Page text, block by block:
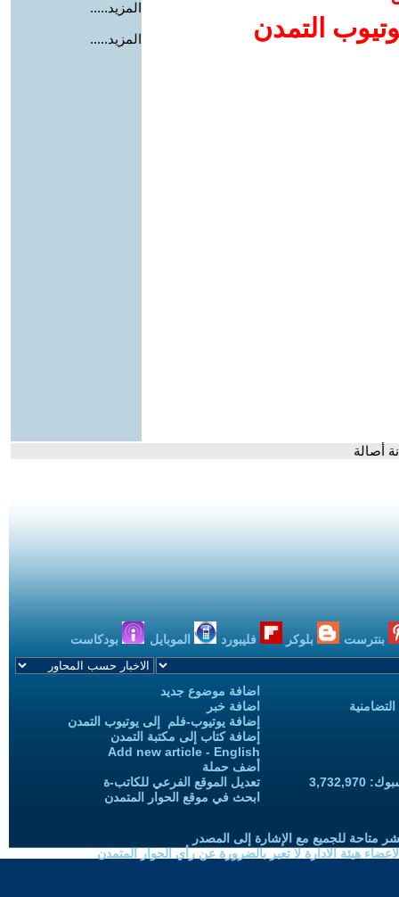
التمدن
المزيد.....
المزيد.....
أصالة
بنترست بلوكر فليبورد الموبايل بودكاست
اضافة موضوع جديد
اضافة خبر
إضافة يوتيوب-فلم إلى يوتيوب التمدن
إضافة كتاب إلى مكتبة التمدن
Add new article - English
أضف حملة
تعديل الموقع الفرعي للكاتب-ة
ابحث في موقع الحوار المتمدن
متاحة للجميع مع الإشارة إلى المصدر
هيئة الادارة لا تعبر بالضرورة عن رأي الحوار المتمدن